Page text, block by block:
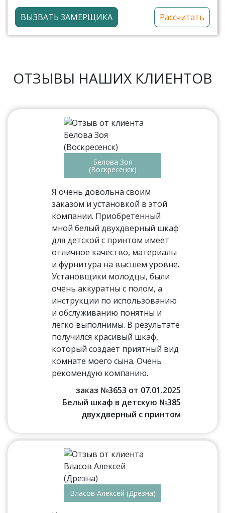
ВЫЗВАТЬ ЗАМЕРЩИКА Рассчитать
ОТЗЫВЫ НАШИХ КЛИЕНТОВ
Белова Зоя
(Воскресенск)
Я очень довольна своим
заказом и установкой в этой
компании. Приобретенный
мной белый двухдверный шкаф
для детской с принтом имеет
отличное качество, материалы
и фурнитура на высшем уровне.
Установщики молодцы, были
очень аккуратны с полом, а
инструкции по использованию
и обслуживанию понятны и
легко выполнимы. В результате
получился красивый шкаф,
который создаёт приятный вид
комнате моего сына. Очень
рекомендую компанию.
заказ №3653 от 07.01.2025
Белый шкаф в детскую №385
двухдверный с принтом
Власов Алексей (Дрезна)